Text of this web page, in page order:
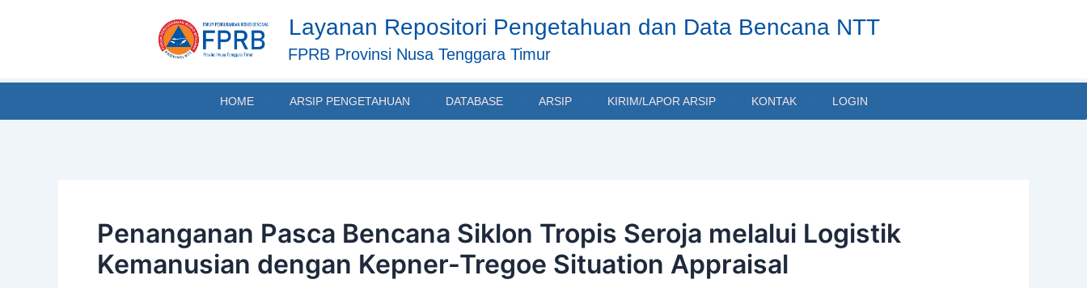
Layanan Repositori Pengetahuan dan Data Bencana NTT
FPRB Provinsi Nusa Tenggara Timur
HOME ARSIP PENGETAHUAN DATABASE ARSIP KIRIM/LAPOR ARSIP KONTAK LOGIN
Penanganan Pasca Bencana Siklon Tropis Seroja melalui Logistik
Kemanusian dengan Kepner-Tregoe Situation Appraisal
navigation